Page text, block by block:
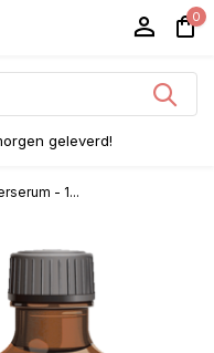
0
geleverd!
- 1...